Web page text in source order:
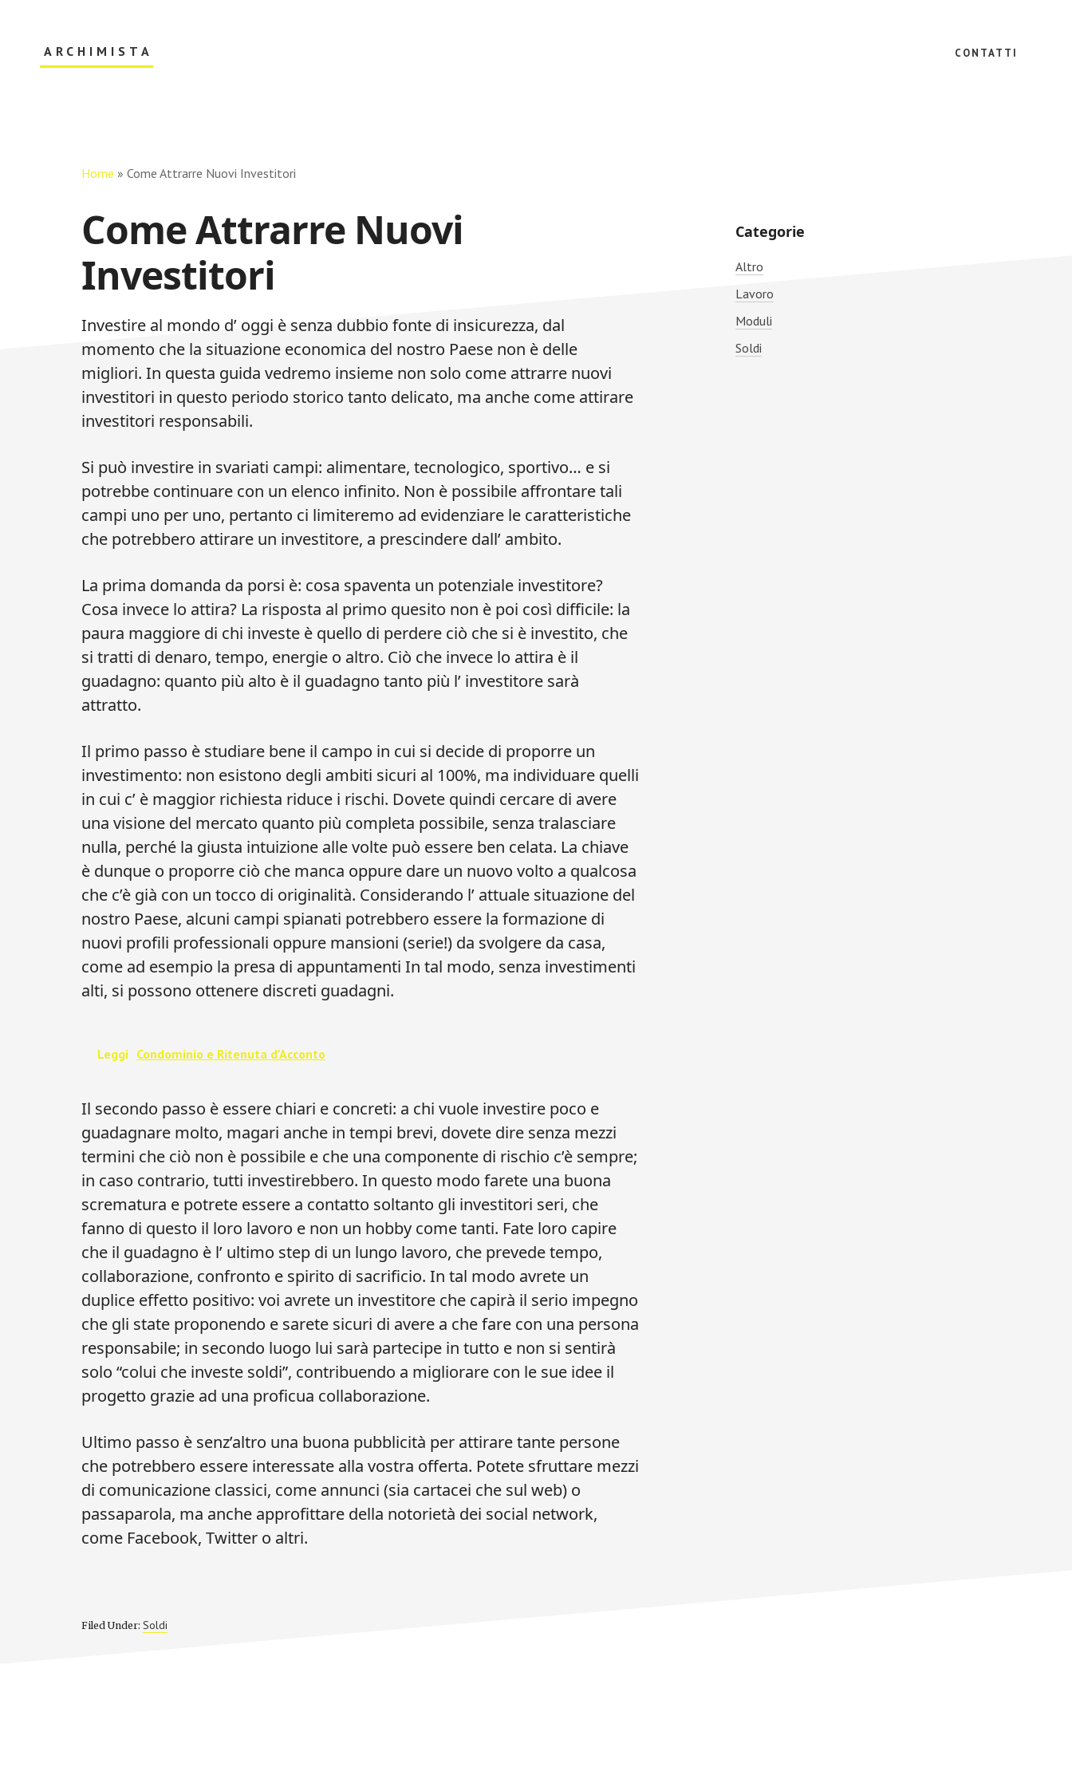
ARCHIMISTA CONTATTI
Home » Come Attrarre Nuovi Investitori
Come Attrarre Nuovi
Investitori
Investire al mondo d’ oggi è senza dubbio fonte di insicurezza, dal
momento che la situazione economica del nostro Paese non è delle
migliori. In questa guida vedremo insieme non solo come attrarre nuovi
investitori in questo periodo storico tanto delicato, ma anche come attirare
investitori responsabili.
Si può investire in svariati campi: alimentare, tecnologico, sportivo… e si
potrebbe continuare con un elenco infinito. Non è possibile affrontare tali
campi uno per uno, pertanto ci limiteremo ad evidenziare le caratteristiche
che potrebbero attirare un investitore, a prescindere dall’ ambito.
La prima domanda da porsi è: cosa spaventa un potenziale investitore?
Cosa invece lo attira? La risposta al primo quesito non è poi così difficile: la
paura maggiore di chi investe è quello di perdere ciò che si è investito, che
si tratti di denaro, tempo, energie o altro. Ciò che invece lo attira è il
guadagno: quanto più alto è il guadagno tanto più l’ investitore sarà
attratto.
Il primo passo è studiare bene il campo in cui si decide di proporre un
investimento: non esistono degli ambiti sicuri al 100%, ma individuare quelli
in cui c’ è maggior richiesta riduce i rischi. Dovete quindi cercare di avere
una visione del mercato quanto più completa possibile, senza tralasciare
nulla, perché la giusta intuizione alle volte può essere ben celata. La chiave
è dunque o proporre ciò che manca oppure dare un nuovo volto a qualcosa
che c’è già con un tocco di originalità. Considerando l’ attuale situazione del
nostro Paese, alcuni campi spianati potrebbero essere la formazione di
nuovi profili professionali oppure mansioni (serie!) da svolgere da casa,
come ad esempio la presa di appuntamenti In tal modo, senza investimenti
alti, si possono ottenere discreti guadagni.
Leggi Condominio e Ritenuta d'Acconto
Il secondo passo è essere chiari e concreti: a chi vuole investire poco e
guadagnare molto, magari anche in tempi brevi, dovete dire senza mezzi
termini che ciò non è possibile e che una componente di rischio c’è sempre;
in caso contrario, tutti investirebbero. In questo modo farete una buona
scrematura e potrete essere a contatto soltanto gli investitori seri, che
fanno di questo il loro lavoro e non un hobby come tanti. Fate loro capire
che il guadagno è l’ ultimo step di un lungo lavoro, che prevede tempo,
collaborazione, confronto e spirito di sacrificio. In tal modo avrete un
duplice effetto positivo: voi avrete un investitore che capirà il serio impegno
che gli state proponendo e sarete sicuri di avere a che fare con una persona
responsabile; in secondo luogo lui sarà partecipe in tutto e non si sentirà
solo “colui che investe soldi”, contribuendo a migliorare con le sue idee il
progetto grazie ad una proficua collaborazione.
Ultimo passo è senz’altro una buona pubblicità per attirare tante persone
che potrebbero essere interessate alla vostra offerta. Potete sfruttare mezzi
di comunicazione classici, come annunci (sia cartacei che sul web) o
passaparola, ma anche approfittare della notorietà dei social network,
come Facebook, Twitter o altri.
Filed Under: Soldi
Primary
Sidebar
Categorie
Altro
Lavoro
Moduli
Soldi